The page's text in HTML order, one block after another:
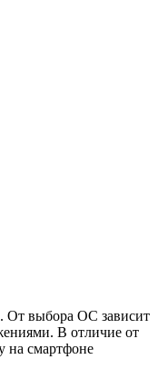
От выбора ОС зависит
В отличие от
на смартфоне